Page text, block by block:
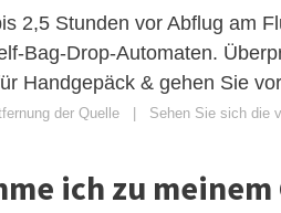
2,5 Stunden vor Abflug am
Bag-Drop-Automaten.
Handgepäck & gehen Sie
der Quelle Sehen Sie sich die
ich zu meinem